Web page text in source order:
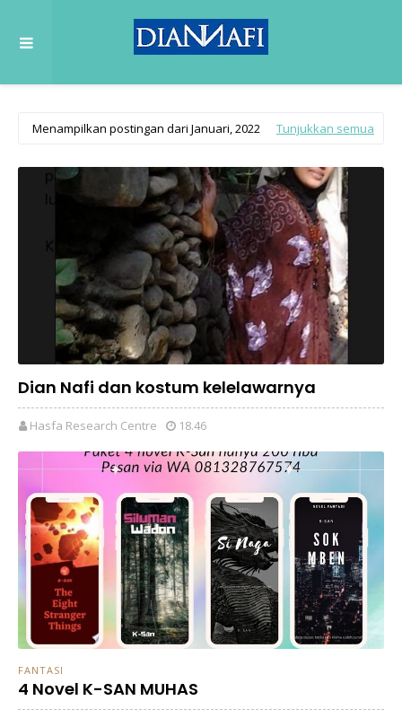
Menampilkan postingan dari Januari, 2022 Tunjukkan semua
Dian Nafi dan kostum kelelawarnya
Hasfa Research Centre 18.46
FANTASI
4 Novel K-SAN MUHAS